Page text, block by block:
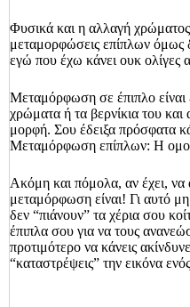
Φυσικά και η αλλαγή
μεταμορφώσεις επίπλων όμως
εγώ που έχω κάνει ουκ ολίγες
Μεταμόρφωση σε έπιπλο είναι
χρώματα ή τα βερνίκια του
μορφή. Σου έδειξα πρόσφατα
Μεταμόρφωση επίπλων: Η
Ακόμη και πόμολα, αν έχει, να
μεταμόρφωση είναι! Γι αυτό
δεν “πιάνουν” τα χέρια σου
έπιπλα σου για να τους
προτιμότερο να κάνεις
“καταστρέψεις” την εικόνα